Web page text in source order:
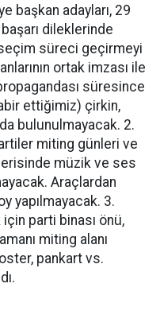
başkan adayları, 29
dileklerinde
süreci geçirmeyi
ortak imzası ile
süresince
ettiğimiz) çirkin,
bulunulmayacak. 2.
miting günleri ve
müzik ve ses
Araçlardan
yapılmayacak. 3.
parti binası önü,
miting alanı
pankart vs.